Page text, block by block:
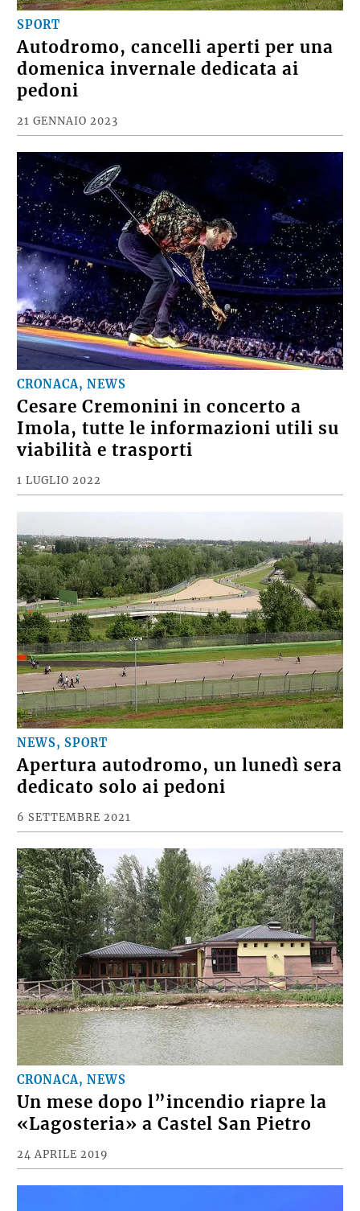
SPORT
Autodromo, cancelli aperti per una
domenica invernale dedicata ai
pedoni
21 GENNAIO 2023
CRONACA, NEWS
Cesare Cremonini in concerto a
Imola, tutte le informazioni utili su
viabilità e trasporti
1 LUGLIO 2022
NEWS, SPORT
Apertura autodromo, un lunedì sera
dedicato solo ai pedoni
6 SETTEMBRE 2021
CRONACA, NEWS
Un mese dopo l”incendio riapre la
«Lagosteria» a Castel San Pietro
24 APRILE 2019